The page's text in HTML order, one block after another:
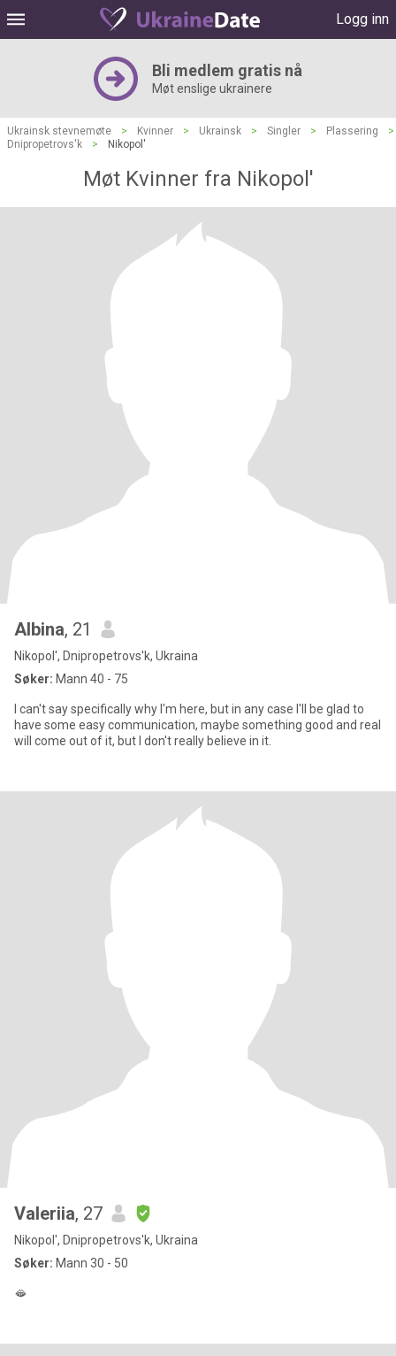
Logg inn
Bli medlem gratis nå
Møt enslige ukrainere
Ukrainsk stevnemøte > Kvinner > Ukrainsk > Singler > Plassering
>
Dnipropetrovs'k
> Nikopol'
Møt Kvinner fra Nikopol'
Albina, 21
Nikopol', Dnipropetrovs'k, Ukraina
Søker: Mann 40 - 75
I can't say specifically why I'm here, but in any case I'll be glad to
have some easy communication, maybe something good and real
will come out of it, but I don't really believe in it.
Valeriia, 27
Nikopol', Dnipropetrovs'k, Ukraina
Søker: Mann 30 - 50
🫦